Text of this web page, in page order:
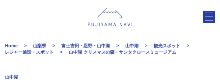
Home 山梨県 富士吉田・忍野・山中湖 山中湖
観光スポット
レジャー施設・スポット
山中湖 クリスマスの森・サンタクロースミュージアム
山中湖